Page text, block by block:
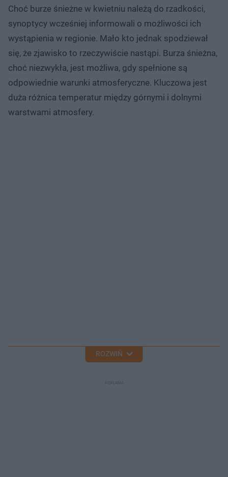
Choć burze śnieżne w kwietniu należą do rzadkości,
synoptycy wcześniej informowali o możliwości ich
wystąpienia w regionie. Mało kto jednak spodziewał
się, że zjawisko to rzeczywiście nastąpi. Burza śnieżna,
choć niezwykła, jest możliwa, gdy spełnione są
odpowiednie warunki atmosferyczne. Kluczowa jest
duża różnica temperatur między górnymi i dolnymi
warstwami atmosfery.
ROZWIŃ